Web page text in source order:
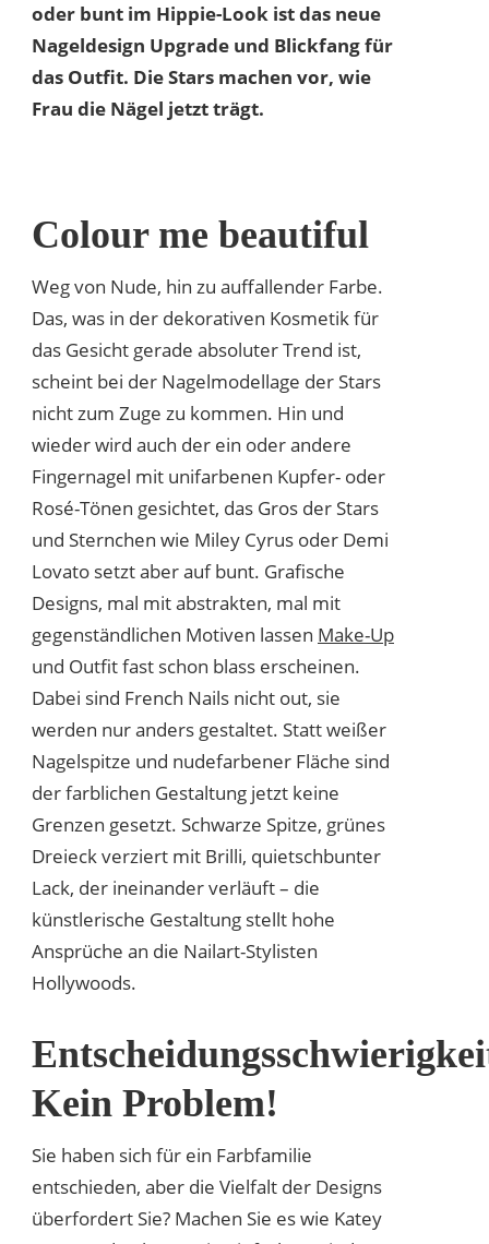
oder bunt im Hippie-Look ist das neue
Nageldesign Upgrade und Blickfang für
das Outfit. Die Stars machen vor, wie
Frau die Nägel jetzt trägt.
Colour me beautiful
Weg von Nude, hin zu auffallender Farbe.
Das, was in der dekorativen Kosmetik für
das Gesicht gerade absoluter Trend ist,
scheint bei der Nagelmodellage der Stars
nicht zum Zuge zu kommen. Hin und
wieder wird auch der ein oder andere
Fingernagel mit unifarbenen Kupfer- oder
Rosé-Tönen gesichtet, das Gros der Stars
und Sternchen wie Miley Cyrus oder Demi
Lovato setzt aber auf bunt. Grafische
Designs, mal mit abstrakten, mal mit
gegenständlichen Motiven lassen Make-Up
und Outfit fast schon blass erscheinen.
Dabei sind French Nails nicht out, sie
werden nur anders gestaltet. Statt weißer
Nagelspitze und nudefarbener Fläche sind
der farblichen Gestaltung jetzt keine
Grenzen gesetzt. Schwarze Spitze, grünes
Dreieck verziert mit Brilli, quietschbunter
Lack, der ineinander verläuft – die
künstlerische Gestaltung stellt hohe
Ansprüche an die Nailart-Stylisten
Hollywoods.
Kein Problem!
Sie haben sich für ein Farbfamilie
entschieden, aber die Vielfalt der Designs
überfordert Sie? Machen Sie es wie Katey